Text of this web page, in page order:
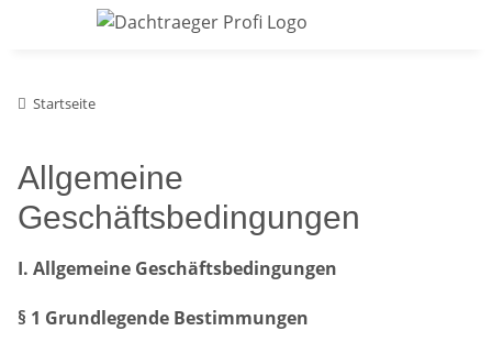
Startseite
Allgemeine
Geschäftsbedingungen
I. Allgemeine Geschäftsbedingungen
§ 1 Grundlegende Bestimmungen